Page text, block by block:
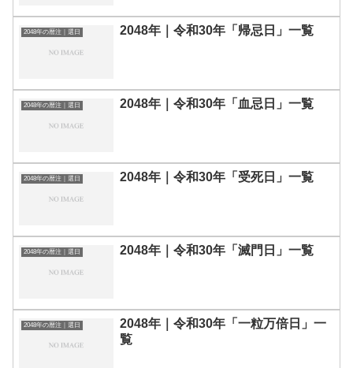
2048年の暦注｜選日 2048年｜令和30年「帰忌日」一覧
2048年の暦注｜選日 2048年｜令和30年「血忌日」一覧
2048年の暦注｜選日 2048年｜令和30年「受死日」一覧
2048年の暦注｜選日 2048年｜令和30年「滅門日」一覧
2048年の暦注｜選日
2048年｜令和30年「一粒万倍日」一
覧